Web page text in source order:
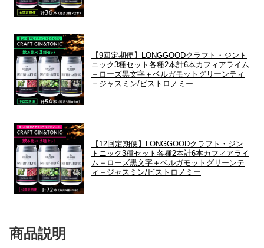
【9回定期便】LONGGOODクラフト・ジント
ニック3種セット各種2本計6本カフィアライム
＋ローズ黒文字＋ベルガモットグリーンティ
＋ジャスミン/ビストロノミー
【12回定期便】LONGGOODクラフト・ジン
トニック3種セット各種2本計6本カフィアライ
ム＋ローズ黒文字＋ベルガモットグリーンテ
ィ＋ジャスミン/ビストロノミー
商品説明